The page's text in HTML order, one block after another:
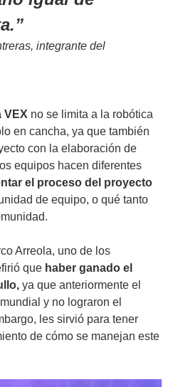
integrante del
VEX no se limita a la robótica
en cancha, ya que también
con la elaboración de
equipos hacen diferentes
el proceso del proyecto
de equipo, o qué tanto
Arreola, uno de los
que haber ganado el
ya que anteriormente el
y no lograron el
les sirvió para tener
de cómo se manejan este